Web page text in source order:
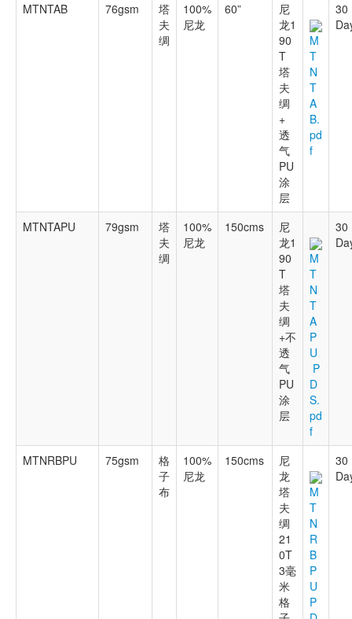
MTNTAB 76gsm
塔
夫
绸
100%
尼龙
60”
尼
龙1
90
T
塔
夫
绸
+
透
气
PU
涂
层
M
T
N
T
A
B.
pd
f
30
MTNTAPU 79gsm
塔
夫
绸
100%
尼龙
150cms
尼
龙1
90
T
塔
夫
绸
+不
透
气
PU
涂
层
M
T
N
T
A
P
U
P
D
S.
pd
f
30
MTNRBPU 75gsm
格
子
布
100%
尼龙
150cms
尼
龙
塔
夫
绸
21
0T
3毫
米
格
M
T
N
R
B
P
U
P
30